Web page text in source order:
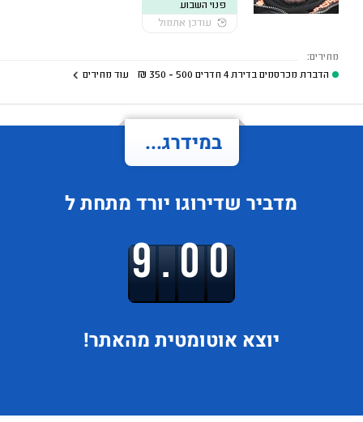
פנוי השבוע
עודכן אתמול
מחירים:
הדברת מכרסמים בדירת 4 חדרים
500 - 350
₪ עוד מחירים
במידרג...
מדביר שדירוגו יורד מתחת ל
9.00
יוצא אוטומטית מהאתר!